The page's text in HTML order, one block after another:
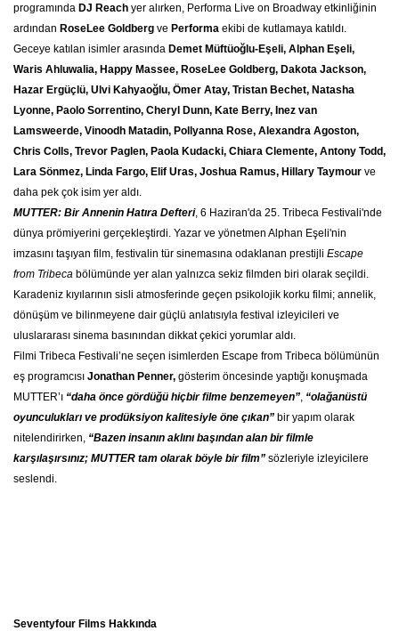
programında DJ Reach yer alırken, Performa Live on Broadway etkinliğinin
ardından RoseLee Goldberg ve Performa ekibi de kutlamaya katıldı.
Geceye katılan isimler arasında Demet Müftüoğlu-Eşeli, Alphan Eşeli,
Waris Ahluwalia, Happy Massee, RoseLee Goldberg, Dakota Jackson,
Hazar Ergüçlü, Ulvi Kahyaoğlu, Ömer Atay, Tristan Bechet, Natasha
Lyonne, Paolo Sorrentino, Cheryl Dunn, Kate Berry, Inez van
Lamsweerde, Vinoodh Matadin, Pollyanna Rose, Alexandra Agoston,
Chris Colls, Trevor Paglen, Paola Kudacki, Chiara Clemente, Antony Todd,
Lara Sönmez, Linda Fargo, Elif Uras, Joshua Ramus, Hillary Taymour ve
daha pek çok isim yer aldı.
MUTTER: Bir Annenin Hatıra Defteri, 6 Haziran'da 25. Tribeca Festivali'nde
dünya prömiyerini gerçekleştirdi. Yazar ve yönetmen Alphan Eşeli'nin
imzasını taşıyan film, festivalin tür sinemasına odaklanan prestijli Escape
from Tribeca bölümünde yer alan yalnızca sekiz filmden biri olarak seçildi.
Karadeniz kıyılarının sisli atmosferinde geçen psikolojik korku filmi; annelik,
dönüşüm ve bilinmeyene dair güçlü anlatısıyla festival izleyicileri ve
uluslararası sinema basınından dikkat çekici yorumlar aldı.
Filmi Tribeca Festivali’ne seçen isimlerden Escape from Tribeca bölümünün
eş programcısı Jonathan Penner, gösterim öncesinde yaptığı konuşmada
MUTTER’ı “daha önce gördüğü hiçbir filme benzemeyen” “olağanüstü
oyunculukları ve prodüksiyon kalitesiyle öne çıkan” bir yapım olarak
nitelendirirken, “Bazen insanın aklını başından alan bir filmle
karşılaşırsınız; MUTTER tam olarak böyle bir film” sözleriyle izleyicilere
seslendi.
Seventyfour Films Hakkında